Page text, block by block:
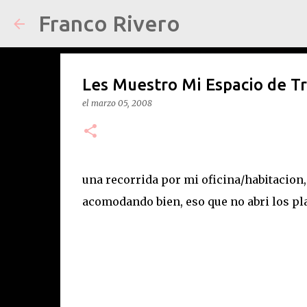
Franco Rivero
Les Muestro Mi Espacio de
el marzo 05, 2008
una recorrida por mi oficina/habitacion,
acomodando bien, eso que no abri los